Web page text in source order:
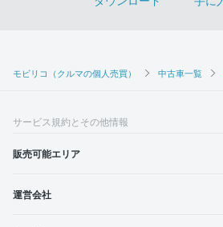
モビリコ（クルマの個人売買） 中古車一覧
サービス規約とその他情報
販売可能エリア
運営会社